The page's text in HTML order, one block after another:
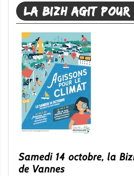
La Bizh agit
Samedi 14 octobre, la
de Vannes